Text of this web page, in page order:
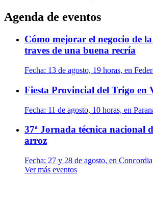
Agenda de eventos
Cómo mejorar el negocio de
traves de una buena recría
Fecha: 13 de agosto, 19 horas, en
Fiesta Provincial del Trigo en
Fecha: 11 de agosto, 10 horas, en
37ª Jornada técnica nacional
arroz
Fecha: 27 y 28 de agosto, en Concordia
Ver más eventos